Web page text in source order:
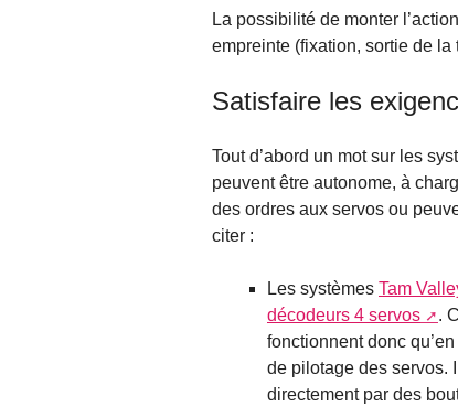
La possibilité de monter
empreinte (fixation, sortie de
Satisfaire les
Tout d’abord un mot sur les
peuvent être autonome, à
des ordres aux servos ou
citer :
Les systèmes Tam
décodeurs 4 servos
.
fonctionnent donc
de pilotage des servos.
directement par des